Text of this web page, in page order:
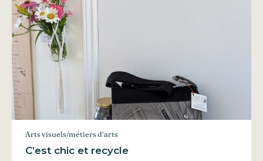
Arts visuels/métiers d’arts
C’est chic et recycle